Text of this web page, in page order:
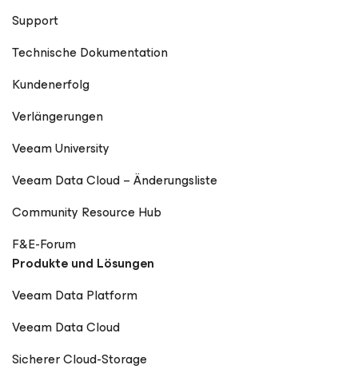
Support
Technische Dokumentation
Kundenerfolg
Verlängerungen
Veeam University
Veeam Data Cloud – Änderungsliste
Community Resource Hub
F&E-Forum
Produkte und Lösungen
Veeam Data Platform
Veeam Data Cloud
Sicherer Cloud-Storage